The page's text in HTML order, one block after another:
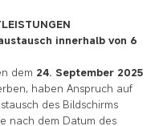
innerhalb von 6
dem 24. September 2025
haben Anspruch auf
des Bildschirms
nach dem Datum des